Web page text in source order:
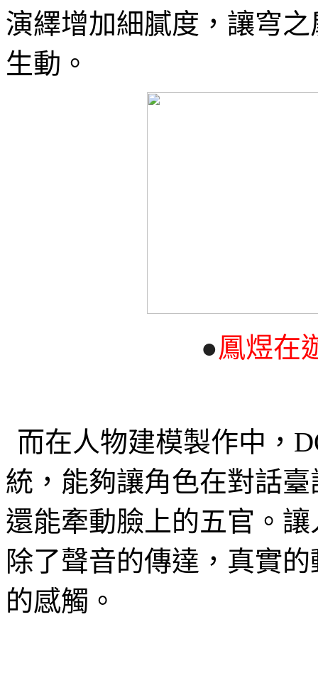
演繹增加細膩度，讓穹
生動。
●鳳煜在
而在人物建模製作中，
統，能夠讓角色在對話
還能牽動臉上的五官。
除了聲音的傳達，真實
的感觸。